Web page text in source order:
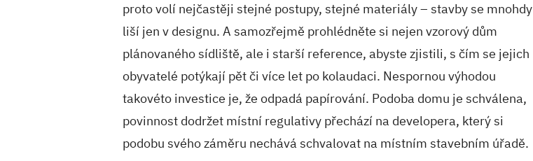
proto volí nejčastěji stejné postupy, stejné materiály – stavby se mnohdy
liší jen v designu. A samozřejmě prohlédněte si nejen vzorový dům
plánovaného sídliště, ale i starší reference, abyste zjistili, s čím se jejich
obyvatelé potýkají pět či více let po kolaudaci. Nespornou výhodou
takovéto investice je, že odpadá papírování. Podoba domu je schválena,
povinnost dodržet místní regulativy přechází na developera, který si
podobu svého záměru nechává schvalovat na místním stavebním úřadě.